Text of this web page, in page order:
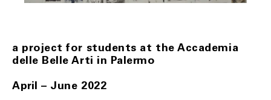
alterato, bagnato, danneggiato, dovranno essere
immediatamente contestati secondo la modalità
indicata all’atto della consegna.
Il Cliente si impegna a segnalare prontamente – e
comunque non oltre otto (8) giorni dalla data di
a project for students at the Accademia
delle Belle Arti in Palermo
April – June 2022